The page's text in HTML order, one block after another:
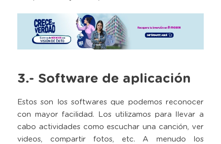
3.- Software de aplicación
Estos son los softwares que podemos reconocer
con mayor facilidad. Los utilizamos para llevar a
cabo actividades como escuchar una canción, ver
videos, compartir fotos, etc. A menudo los